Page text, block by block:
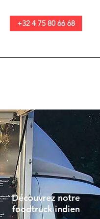
+32 4 75 80 66 68
Découvrez notre
foodtruck indien